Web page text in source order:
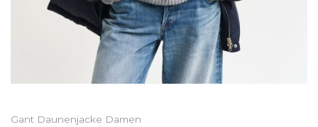
Gant Daunenjacke Damen